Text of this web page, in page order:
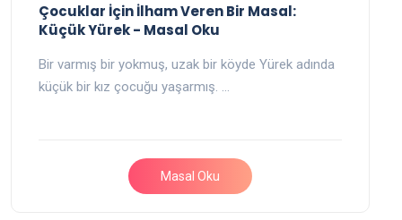
Çocuklar İçin İlham Veren Bir Masal:
Küçük Yürek - Masal Oku
Bir varmış bir yokmuş, uzak bir köyde Yürek adında
küçük bir kız çocuğu yaşarmış. …
Masal Oku